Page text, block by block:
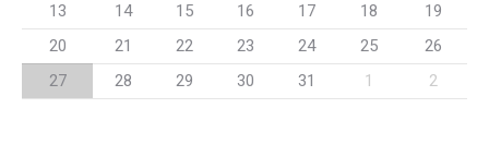
13
14 15 16 17 18
19
20
21 22 23 24 25
26
27
28 29 30 31 1 2